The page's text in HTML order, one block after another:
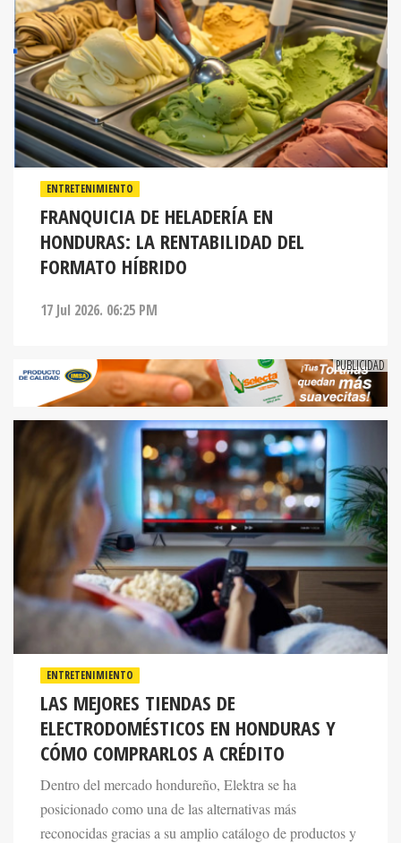
ENTRETENIMIENTO
FRANQUICIA DE HELADERÍA EN
HONDURAS: LA RENTABILIDAD DEL
FORMATO HÍBRIDO
17 Jul 2026. 06:25 PM
LAS MEJORES TIENDAS DE
ELECTRODOMÉSTICOS EN HONDURAS Y
CÓMO COMPRARLOS A CRÉDITO
Dentro del mercado hondureño, Elektra se ha
posicionado como una de las alternativas más
reconocidas gracias a su amplio catálogo de productos y
las facilidades de pago que ofrece.